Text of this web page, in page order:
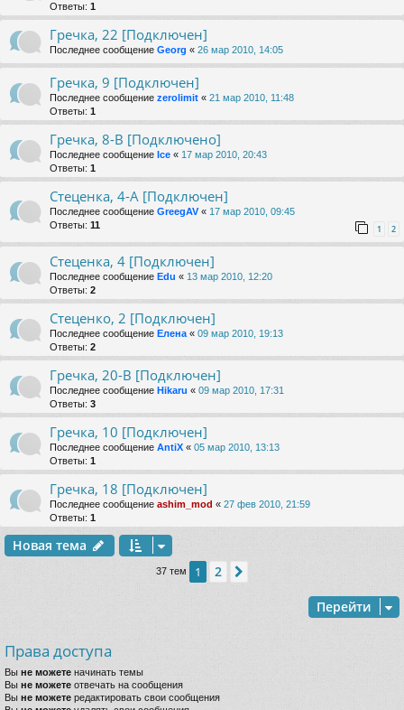
Ответы: 1
Гречка, 22 [Подключен]
Последнее сообщение Georg « 26 мар 2010, 14:05
Гречка, 9 [Подключен]
Последнее сообщение zerolimit « 21 мар 2010, 11:48
Ответы: 1
Гречка, 8-В [Подключено]
Последнее сообщение Ice « 17 мар 2010, 20:43
Ответы: 1
Стеценка, 4-А [Подключен]
Последнее сообщение GreegAV« 17 мар 2010, 09:45
Ответы: 11 1 2
Стеценка, 4 [Подключен]
Последнее сообщение Edu « 13 мар 2010, 12:20
Ответы: 2
Стеценко, 2 [Подключен]
Последнее сообщение Елена « 09 мар 2010, 19:13
Ответы: 2
Гречка, 20-В [Подключен]
Последнее сообщение Hikaru « 09 мар 2010, 17:31
Ответы: 3
Гречка, 10 [Подключен]
Последнее сообщение AntiX « 05 мар 2010, 13:13
Ответы: 1
Гречка, 18 [Подключен]
Последнее сообщение ashim_mod « 27 фев 2010, 21:59
Ответы: 1
Новая тема
37 тем 1 2
Перейти
Права доступа
Вы не можете начинать темы
Вы не можете отвечать на сообщения
Вы не можете редактировать свои сообщения